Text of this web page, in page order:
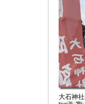
大石神